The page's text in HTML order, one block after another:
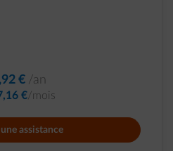
€ /an
€/mois
assistance